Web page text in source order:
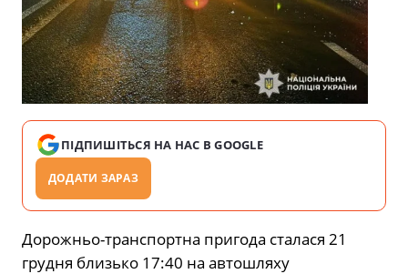
ПІДПИШІТЬСЯ НА НАС В GOOGLE
ДОДАТИ ЗАРАЗ
Дорожньо-транспортна пригода сталася 21
грудня близько 17:40 на автошляху